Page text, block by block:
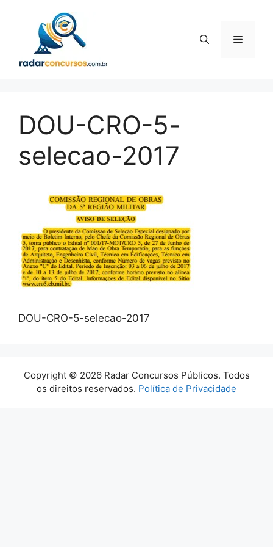
conteúdo
Menu
DOU-CRO-5-
selecao-2017
DOU-CRO-5-selecao-2017
Copyright © 2026 Radar Concursos Públicos. Todos
os direitos reservados. Política de Privacidade